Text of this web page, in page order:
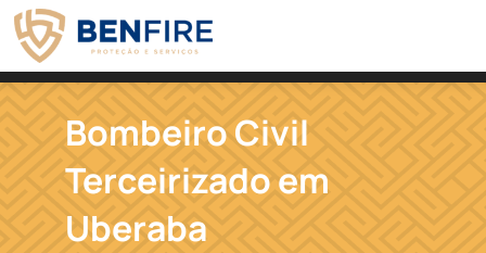
Bombeiro Civil
Terceirizado em
Uberaba